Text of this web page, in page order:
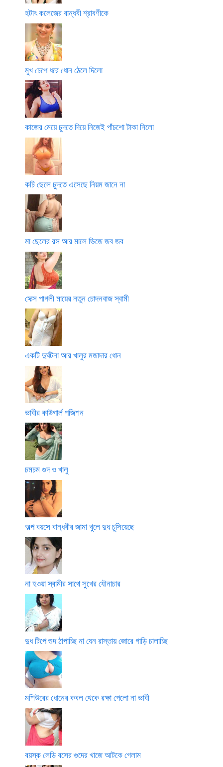
হটাৎ কলেজের বান্ধবী শ্রাবণীকে
মুখ চেপে ধরে ধোন ঠেলে দিলো
কাজের মেয়ে চুদতে দিয়ে নিজেই পাঁচশো টাকা নিলো
কচি ছেলে চুদতে এসেছে নিয়ম জানে না
মা ছেলের রস আর মালে ভিজে জব জব
সেক্স পাগলী মায়ের নতুন চোদনবাজ স্বামী
একটি দুর্ঘটনা আর খালুর মজাদার ধোন
ভাবীর কাউগার্ল পজিশন
চমচম গুদ ও খালু
অল্প বয়সে বান্ধবীর জামা খুলে দুধ চুসিয়েছে
না হওয়া স্বামীর সাথে সুখের যৌনাচার
দুধ টিপে গুদ ঠাপাচ্ছি না যেন রাস্তায় জোরে গাড়ি চালাচ্ছি
মশিউরের ধোনের কবল থেকে রক্ষা পেলো না ভাবী
বয়স্ক লেডি বসের গুদের খাজে আটকে গেলাম